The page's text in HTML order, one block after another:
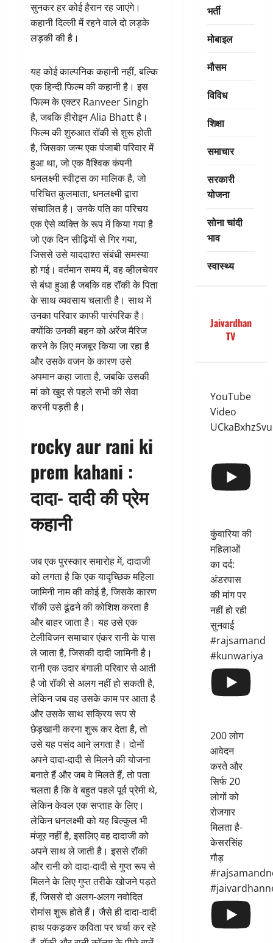
सुनकर हर कोई हैरान रह जाएंगे।
कहानी दिल्ली में रहने वाले दो लड़के
लड़की की है।
यह कोई काल्पनिक कहानी नहीं, बल्कि
एक हिन्दी फिल्म की कहानी है। इस
फिल्म के एक्टर Ranveer Singh
है, जबकि हीरोइन Alia Bhatt है।
फिल्म की शुरुआत रॉकी से शुरू होती
है, जिसका जन्म एक पंजाबी परिवार में
हुआ था, जो एक वैश्विक कंपनी
धनलक्ष्मी स्वीट्स का मालिक है, जो
परिचित कुलमाता, धनलक्ष्मी द्वारा
संचालित है। उनके पति का परिचय
एक ऐसे व्यक्ति के रूप में किया गया है
जो एक दिन सीढ़ियों से गिर गया,
जिससे उसे याददाश्त संबंधी समस्या
हो गई। वर्तमान समय में, वह व्हीलचेयर
से बंधा हुआ है जबकि वह रॉकी के पिता
के साथ व्यवसाय चलाती है। साथ में
उनका परिवार काफी पारंपरिक है।
क्योंकि उनकी बहन को अरेंज मैरिज
करने के लिए मजबूर किया जा रहा है
और उसके वजन के कारण उसे
अपमान कहा जाता है, जबकि उसकी
मां को खुद से पहले सभी की सेवा
करनी पड़ती है।
rocky aur rani ki
prem kahani :
दादा- दादी की प्रेम
कहानी
जब एक पुरस्कार समारोह में, दादाजी
को लगता है कि एक यादृच्छिक महिला
जामिनी नाम की कोई है, जिसके कारण
रॉकी उसे ढूंढने की कोशिश करता है
और बाहर जाता है। यह उसे एक
टेलीविजन समाचार एंकर रानी के पास
ले जाता है, जिसकी दादी जामिनी है।
रानी एक उदार बंगाली परिवार से आती
है जो रॉकी से अलग नहीं हो सकती है,
लेकिन जब वह उसके काम पर आता है
और उसके साथ सक्रिय रूप से
छेड़खानी करना शुरू कर देता है, तो
उसे यह पसंद आने लगता है। दोनों
अपने दादा-दादी से मिलने की योजना
बनाते हैं और जब वे मिलते हैं, तो पता
चलता है कि वे बहुत पहले पूर्व प्रेमी थे,
लेकिन केवल एक सप्ताह के लिए।
लेकिन धनलक्ष्मी को यह बिल्कुल भी
मंजूर नहीं है, इसलिए वह दादाजी को
अपने साथ ले जाती है। इससे रॉकी
और रानी को दादा-दादी से गुप्त रूप से
मिलने के लिए गुप्त तरीके खोजने पड़ते
हैं, जिससे दो अलग-अलग नवोदित
रोमांस शुरू होते हैं। जैसे ही दादा-दादी
हाथ पकड़कर कविता पर चर्चा कर रहे
भर्ती
मोबाइल
मौसम
विविध
शिक्षा
समाचार
सरकारी
योजना
सोना चांदी
भाव
स्वास्थ्य
Jaivardhan
TV
YouTube
Video
कुंवारिया की
महिलाओं
का दर्द:
अंडरपास
की मांग पर
नहीं हो रही
सुनवाई
#rajsamand
#kunwariya
200 लोग
आवेदन
करते और
सिर्फ 20
लोगों को
रोजगार
मिलता है-
केसरसिंह
गौड़